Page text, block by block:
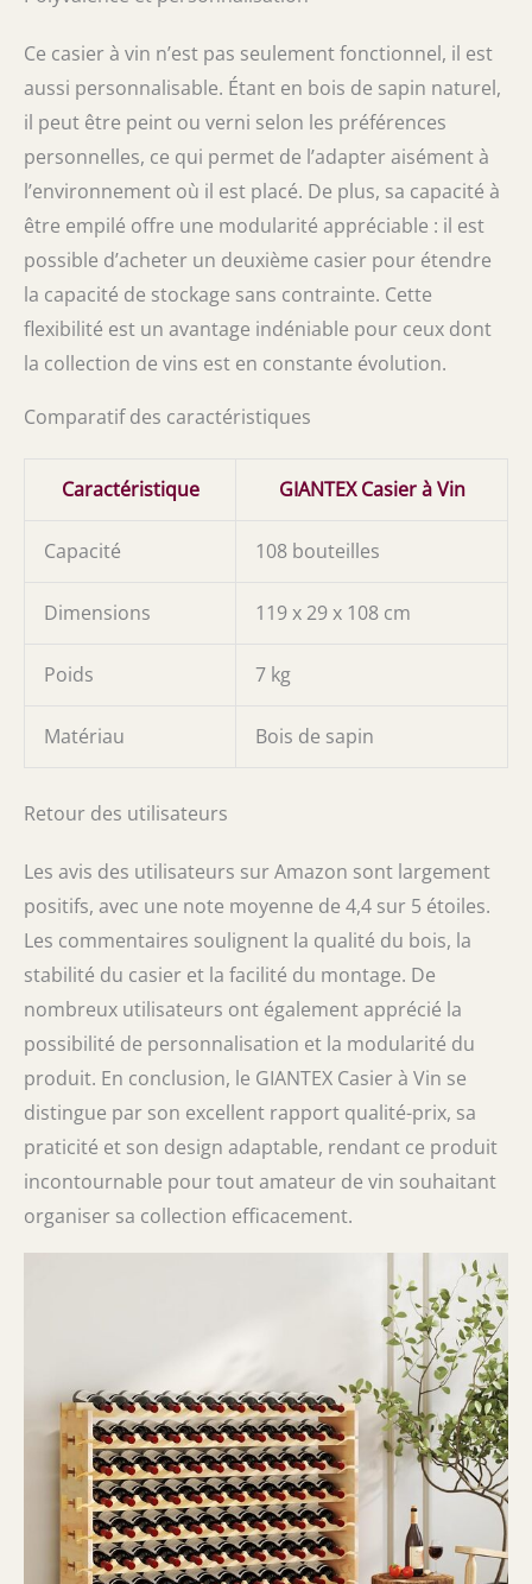
Ce casier à vin n’est pas seulement fonctionnel, il est
aussi personnalisable. Étant en bois de sapin naturel,
il peut être peint ou verni selon les préférences
personnelles, ce qui permet de l’adapter aisément à
l’environnement où il est placé. De plus, sa capacité à
être empilé offre une modularité appréciable : il est
possible d’acheter un deuxième casier pour étendre
la capacité de stockage sans contrainte. Cette
flexibilité est un avantage indéniable pour ceux dont
la collection de vins est en constante évolution.
Comparatif des caractéristiques
Caractéristique GIANTEX Casier à Vin
Capacité 108 bouteilles
Dimensions 119 x 29 x 108 cm
Poids 7 kg
Matériau Bois de sapin
Retour des utilisateurs
Les avis des utilisateurs sur Amazon sont largement
positifs, avec une note moyenne de 4,4 sur 5 étoiles.
Les commentaires soulignent la qualité du bois, la
stabilité du casier et la facilité du montage. De
nombreux utilisateurs ont également apprécié la
possibilité de personnalisation et la modularité du
produit. En conclusion, le GIANTEX Casier à Vin se
distingue par son excellent rapport qualité-prix, sa
praticité et son design adaptable, rendant ce produit
incontournable pour tout amateur de vin souhaitant
organiser sa collection efficacement.